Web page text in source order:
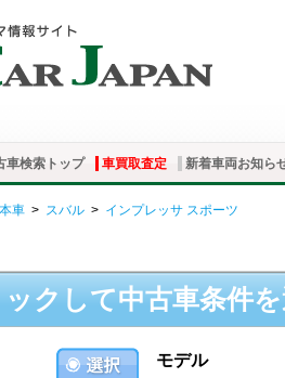
車検索トップ 車買取査定 新着車両お知ら
車 > スバル > インプレッサ スポーツ
クして中古車条件
モデル